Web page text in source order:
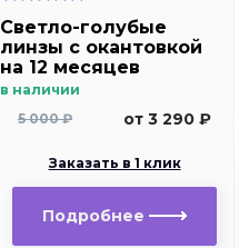
Светло-голубые
линзы с окантовкой
на 12 месяцев
Marquise sura blue
в наличии
5 000 ₽
от 3 290 ₽
Заказать в 1 клик
Подробнее